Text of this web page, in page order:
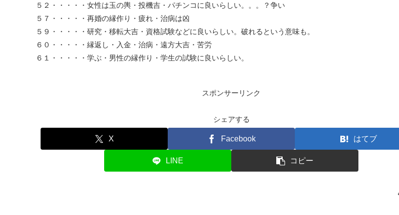
５２・・・・・女性は玉の輿・投機吉・パチンコに良いらしい。。。？争い
５７・・・・・再婚の縁作り・疲れ・治病は凶
５９・・・・・研究・移転大吉・資格試験などに良いらしい。破れるという意味も。
６０・・・・・縁返し・入金・治病・遠方大吉・苦労
６１・・・・・学ぶ・男性の縁作り・学生の試験に良いらしい。
スポンサーリンク
シェアする
X Facebook はてブ
LINE コピー